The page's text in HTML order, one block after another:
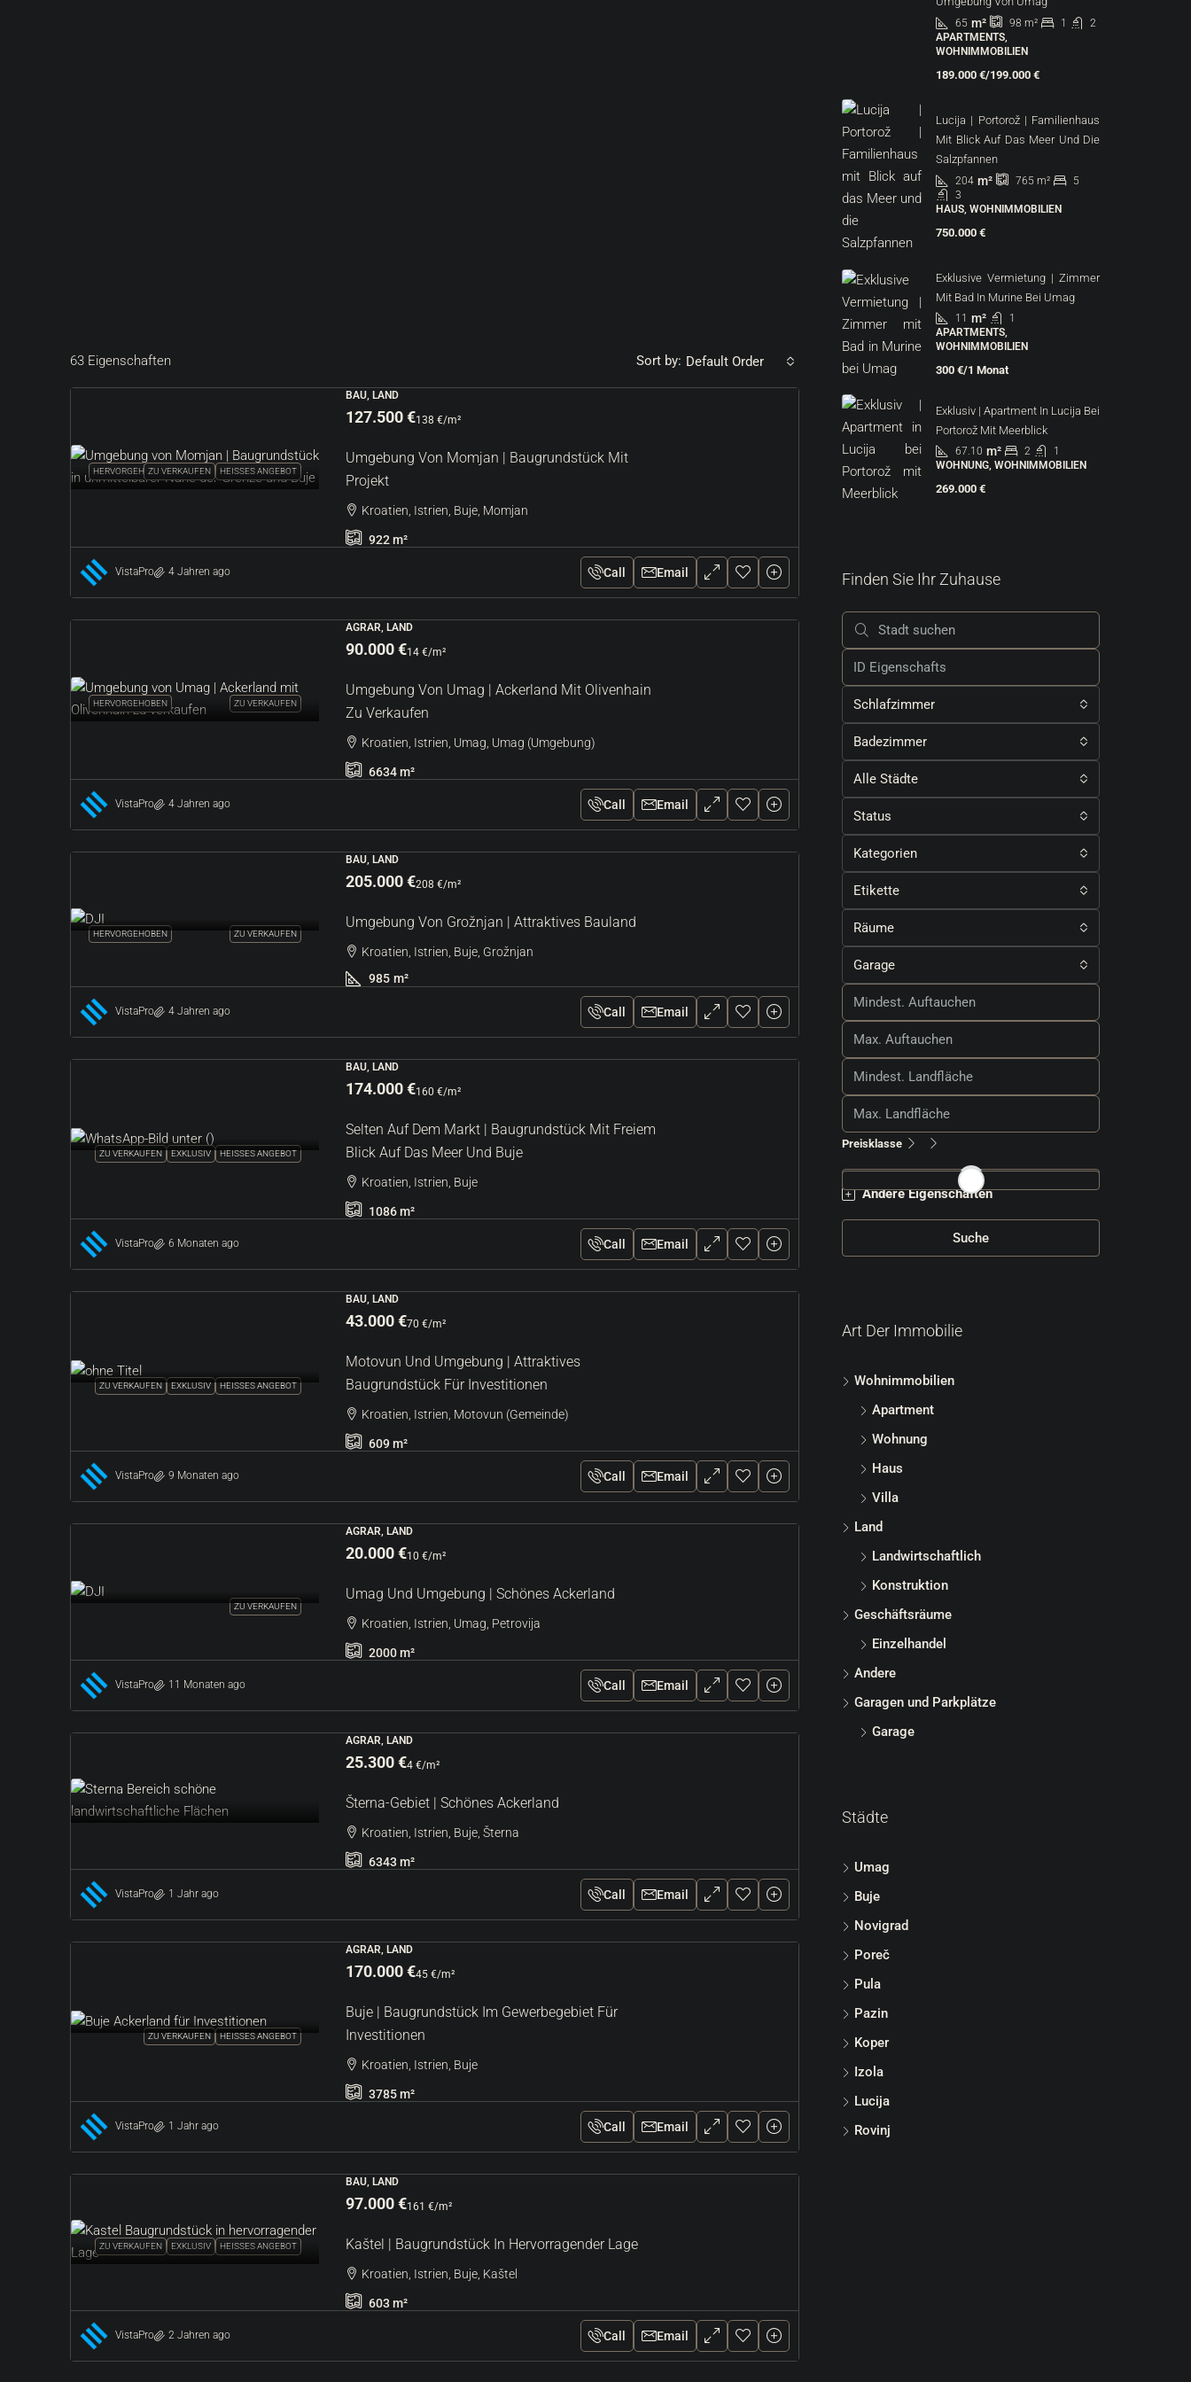
63 Eigenschaften Sort by: Default Order
HERVORGEHOBENZU VERKAUFEN HEISSES ANGEBOT
BAU, LAND
127.500 €138 €/m²
Umgebung Von Momjan | Baugrundstück Mit
Projekt
Kroatien, Istrien, Buje, Momjan
922m²
VistaPro 4 Jahren ago Call Email
HERVORGEHOBEN ZU VERKAUFEN
AGRAR, LAND
90.000 €14 €/m²
Umgebung Von Umag | Ackerland Mit Olivenhain
Zu Verkaufen
Kroatien, Istrien, Umag, Umag (Umgebung)
6634m²
VistaPro 4 Jahren ago Call Email
HERVORGEHOBEN ZU VERKAUFEN
BAU, LAND
205.000 €208 €/m²
Umgebung Von Grožnjan | Attraktives Bauland
Kroatien, Istrien, Buje, Grožnjan
985 m²
VistaPro 4 Jahren ago Call Email
ZU VERKAUFEN EXKLUSIV HEISSES ANGEBOT
BAU, LAND
174.000 €160 €/m²
Selten Auf Dem Markt | Baugrundstück Mit Freiem
Blick Auf Das Meer Und Buje
Kroatien, Istrien, Buje
1086m²
VistaPro 6 Monaten ago Call Email
ZU VERKAUFEN EXKLUSIV HEISSES ANGEBOT
BAU, LAND
43.000 €70 €/m²
Motovun Und Umgebung | Attraktives
Baugrundstück Für Investitionen
Kroatien, Istrien, Motovun (Gemeinde)
609m²
VistaPro 9 Monaten ago Call Email
ZU VERKAUFEN
AGRAR, LAND
20.000 €10 €/m²
Umag Und Umgebung | Schönes Ackerland
Kroatien, Istrien, Umag, Petrovija
2000m²
VistaPro 11 Monaten ago Call Email
AGRAR, LAND
25.300 €4 €/m²
Šterna-Gebiet | Schönes Ackerland
Kroatien, Istrien, Buje, Šterna
6343m²
VistaPro 1 Jahr ago Call Email
ZU VERKAUFEN HEISSES ANGEBOT
AGRAR, LAND
170.000 €45 €/m²
Buje | Baugrundstück Im Gewerbegebiet Für
Investitionen
Kroatien, Istrien, Buje
3785m²
VistaPro 1 Jahr ago Call Email
ZU VERKAUFEN EXKLUSIV HEISSES ANGEBOT
BAU, LAND
97.000 €161 €/m²
Kaštel | Baugrundstück In Hervorragender Lage
Kroatien, Istrien, Buje, Kaštel
603m²
VistaPro 2 Jahren ago Call Email
65 m² 98 m² 1
2
APARTMENTS,
WOHNIMMOBILIEN
189.000 €/199.000 €
Lucija | Portorož | Familienhaus
Mit Blick Auf Das Meer Und Die
Salzpfannen
204 m² 765 m²
5
3
HAUS, WOHNIMMOBILIEN
750.000 €
Exklusive Vermietung | Zimmer
Mit Bad In Murine Bei Umag
11 m²
1
APARTMENTS,
WOHNIMMOBILIEN
300 €/1 Monat
Exklusiv | Apartment In Lucija Bei
Portorož Mit Meerblick
67.10 m² 2
1
WOHNUNG, WOHNIMMOBILIEN
269.000 €
Finden Sie Ihr Zuhause
Schlafzimmer
Badezimmer
Alle Städte
Status
Kategorien
Etikette
Räume
Garage
Preisklasse
Andere Eigenschaften
Suche
Art Der Immobilie
Wohnimmobilien
Apartment
Wohnung
Haus
Villa
Land
Landwirtschaftlich
Konstruktion
Geschäftsräume
Einzelhandel
Andere
Garagen und Parkplätze
Garage
Städte
Umag
Buje
Novigrad
Poreč
Pula
Pazin
Koper
Izola
Lucija
Rovinj